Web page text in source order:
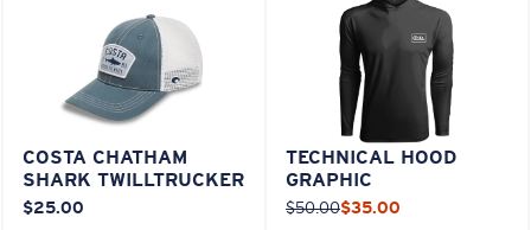
COSTA CHATHAM
SHARK TWILLTRUCKER
$25.00
TECHNICAL HOOD
GRAPHIC
$50.00$35.00